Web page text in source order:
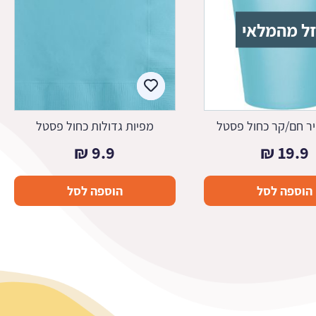
מהמלאי
חם/קר כחול פסטל
19.9
₪
הוספה לסל
מפיות גדולות כחול פסטל
9.9
₪
הוספה לסל